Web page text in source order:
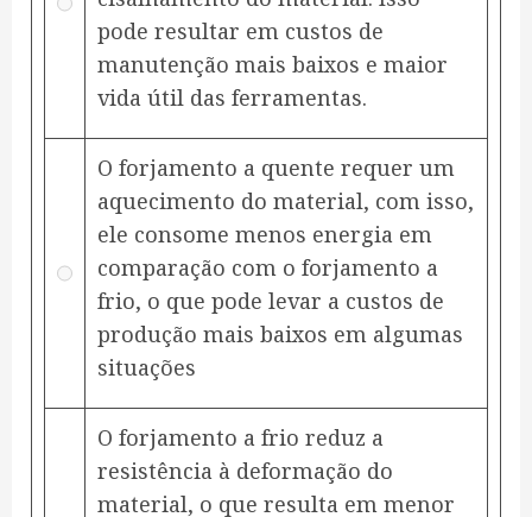
pode resultar em custos de
manutenção mais baixos e maior
vida útil das ferramentas.
O forjamento a quente requer um
aquecimento do material, com isso,
ele consome menos energia em
comparação com o forjamento a
frio, o que pode levar a custos de
produção mais baixos em algumas
situações
O forjamento a frio reduz a
resistência à deformação do
material, o que resulta em menor